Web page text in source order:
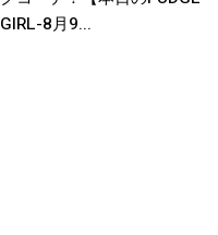
GIRL-8月9...